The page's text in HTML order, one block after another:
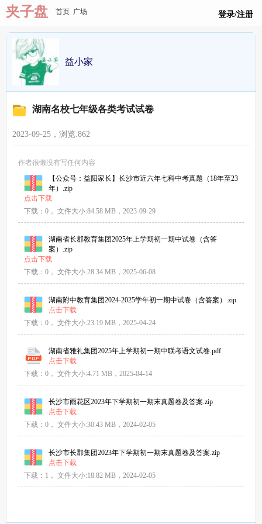
夹子盘 首页 广场 登录/注册
益小家
湖南名校七年级各类考试试卷
2023-09-25，浏览:862
作者很懒没有写任何内容
【公众号：益阳家长】长沙市近六年七科中考真题（18年至23
年）.zip
点击下载
下载：0， 文件大小:84.58 MB ，2023-09-29
湖南省长郡教育集团2025年上学期初一期中试卷（含答
案）.zip
点击下载
下载：0， 文件大小:28.34 MB ，2025-06-08
湖南附中教育集团2024-2025学年初一期中试卷（含答案）.zip
点击下载
下载：0， 文件大小:23.19 MB ，2025-04-24
湖南省雅礼集团2025年上学期初一期中联考语文试卷.pdf
点击下载
下载：0， 文件大小:4.71 MB ，2025-04-14
长沙市雨花区2023年下学期初一期末真题卷及答案.zip
点击下载
下载：0， 文件大小:30.43 MB ，2024-02-05
长沙市长郡集团2023年下学期初一期末真题卷及答案.zip
点击下载
下载：1， 文件大小:18.82 MB ，2024-02-05